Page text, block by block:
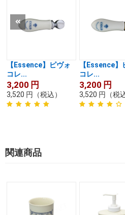
【Essence】ピヴォ
コレ...
3,200 円
3,520 円 （税込）
【Essence】
コレ...
3,200 円
3,520 円 （税
関連商品